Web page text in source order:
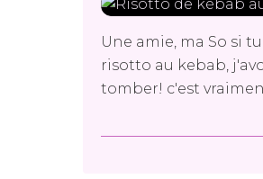
Une amie, ma So si
risotto au kebab,
tomber! c'est